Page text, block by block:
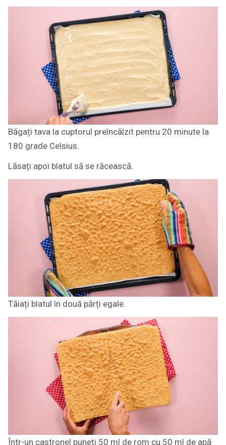
Băgați tava la cuptorul preîncălzit pentru 20 minute la
180 grade Celsius.
Lăsați apoi blatul să se răcească.
Tăiați blatul în două părți egale.
Într-un castronel puneți 50 ml de rom cu 50 ml de apă